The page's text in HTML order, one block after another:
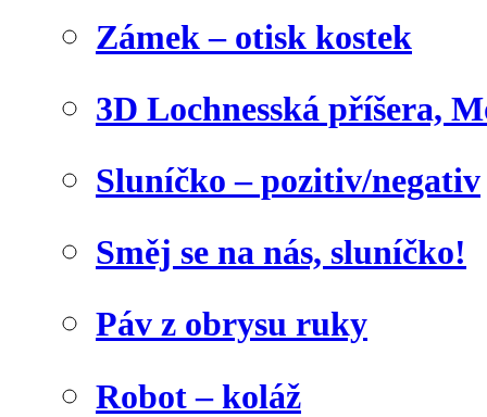
Zámek – otisk kostek
3D Lochnesská příšera,
Sluníčko – pozitiv/negativ
Směj se na nás, sluníčko!
Páv z obrysu ruky
Robot – koláž